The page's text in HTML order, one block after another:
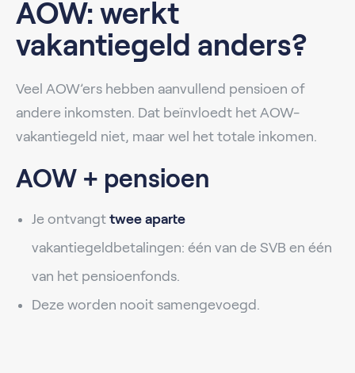
AOW: werkt
vakantiegeld anders?
Veel AOW’ers hebben aanvullend pensioen of
andere inkomsten. Dat beïnvloedt het AOW-
vakantiegeld niet, maar wel het totale inkomen.
AOW + pensioen
Je ontvangt twee aparte
vakantiegeldbetalingen: één van de SVB en één
van het pensioenfonds.
Deze worden nooit samengevoegd.